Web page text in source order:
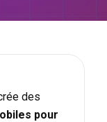
des
pour